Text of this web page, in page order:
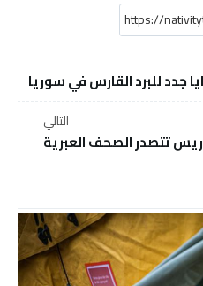
التالي
تتصدر الصحف العبرية